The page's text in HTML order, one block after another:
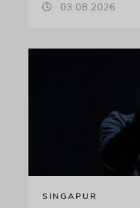
03.08.2026
SINGAPUR